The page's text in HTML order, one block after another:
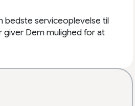
bedste serviceoplevelse til
Dem mulighed for at